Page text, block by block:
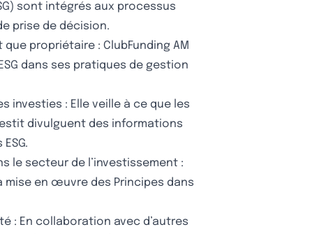
sont intégrés aux processus
prise de décision.
propriétaire : ClubFunding AM
dans ses pratiques de gestion
investies : Elle veille à ce que les
divulguent des informations
le secteur de l’investissement :
mise en œuvre des Principes dans
: En collaboration avec d’autres